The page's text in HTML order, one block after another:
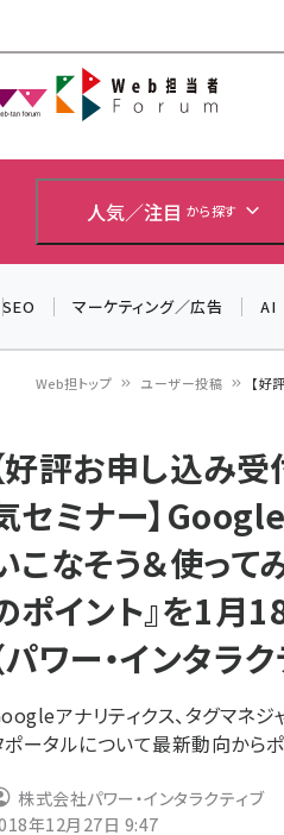
Web
人気／注目 から探す
SEO マーケティング／広告 AI
Web担トップ ユーザー投稿 【好
好評お申し込み
セミナー】
こなそう＆使っ
ポイント』を1月
パワー・インタラク
アナリティクス、タグマネ
ポータルについて最新動向からポ
株式会社パワー・インタラクティブ
年12月27日 9:47